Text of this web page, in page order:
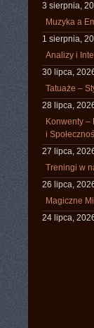
3 sierpnia,
Muzyka a
1 sierpnia,
Analizy i
30 lipca,
Tatuaże –
28 lipca,
Konwenty –
i
27 lipca,
Treningi w
26 lipca,
Magiczne
24 lipca,